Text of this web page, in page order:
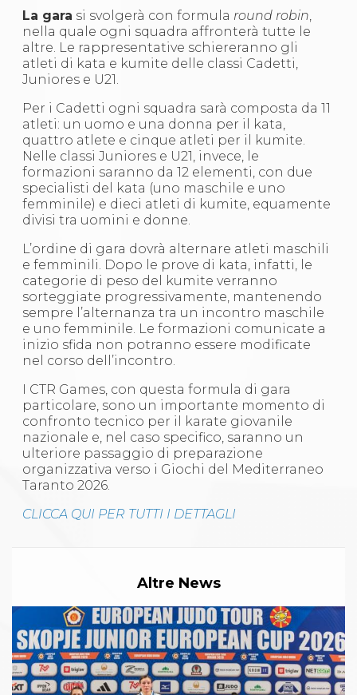
News
Modulistica
FAQ
Quesiti fiscali
La gara si svolgerà con formula round robin,
nella quale ogni squadra affronterà tutte le
altre. Le rappresentative schiereranno gli
atleti di kata e kumite delle classi Cadetti,
Juniores e U21.
Per i Cadetti ogni squadra sarà composta da 11
atleti: un uomo e una donna per il kata,
quattro atlete e cinque atleti per il kumite.
Nelle classi Juniores e U21, invece, le
formazioni saranno da 12 elementi, con due
specialisti del kata (uno maschile e uno
femminile) e dieci atleti di kumite, equamente
divisi tra uomini e donne.
L’ordine di gara dovrà alternare atleti maschili
e femminili. Dopo le prove di kata, infatti, le
categorie di peso del kumite verranno
sorteggiate progressivamente, mantenendo
sempre l’alternanza tra un incontro maschile
e uno femminile. Le formazioni comunicate a
inizio sfida non potranno essere modificate
nel corso dell’incontro.
I CTR Games, con questa formula di gara
particolare, sono un importante momento di
confronto tecnico per il karate giovanile
nazionale e, nel caso specifico, saranno un
ulteriore passaggio di preparazione
organizzativa verso i Giochi del Mediterraneo
Taranto 2026.
CLICCA QUI PER TUTTI I DETTAGLI
Altre News